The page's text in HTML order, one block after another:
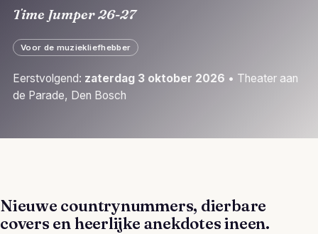
Time Jumper 26-27
Voor de muziekliefhebber
Eerstvolgend: zaterdag 3 oktober 2026 • Theater aan
de Parade, Den Bosch
Nieuwe countrynummers, dierbare
covers en heerlijke anekdotes ineen.